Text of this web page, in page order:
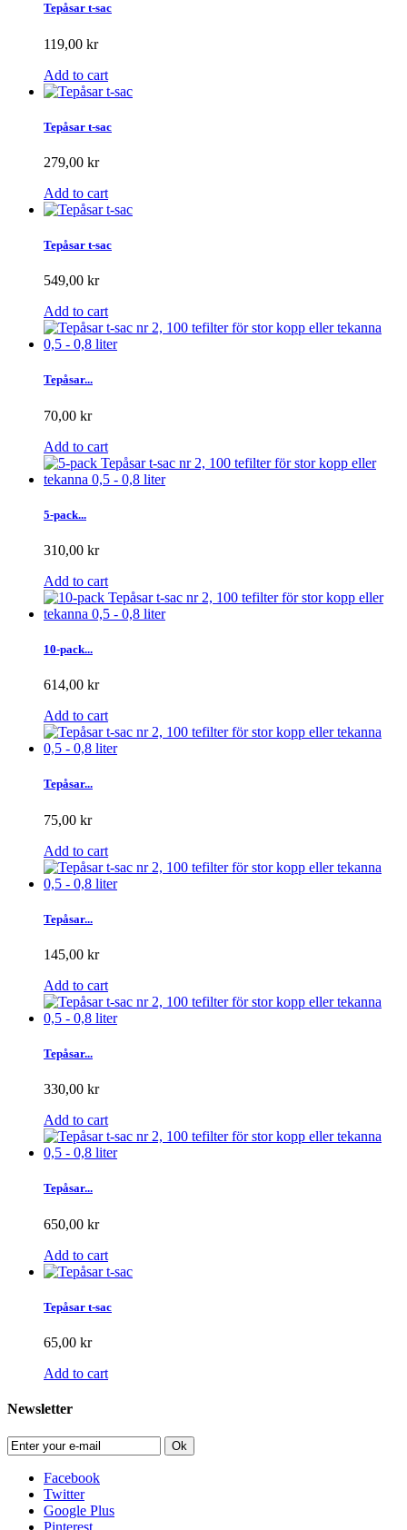
Tepåsar t-sac
119,00 kr
Add to cart
Tepåsar t-sac
279,00 kr
Add to cart
Tepåsar t-sac
549,00 kr
Add to cart
Tepåsar...
70,00 kr
Add to cart
5-pack...
310,00 kr
Add to cart
10-pack...
614,00 kr
Add to cart
Tepåsar...
75,00 kr
Add to cart
Tepåsar...
145,00 kr
Add to cart
Tepåsar...
330,00 kr
Add to cart
Tepåsar...
650,00 kr
Add to cart
Tepåsar t-sac
65,00 kr
Add to cart
Newsletter
Ok
Facebook
Twitter
Google Plus